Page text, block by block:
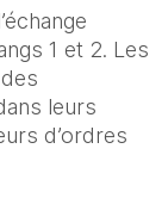
1 et 2. Les
leurs
d’ordres